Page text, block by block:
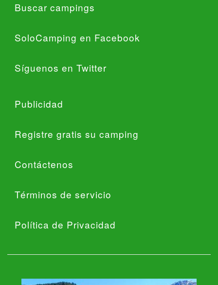
Buscar campings
SoloCamping en Facebook
Síguenos en Twitter
Publicidad
Registre gratis su camping
Contáctenos
Términos de servicio
Política de Privacidad